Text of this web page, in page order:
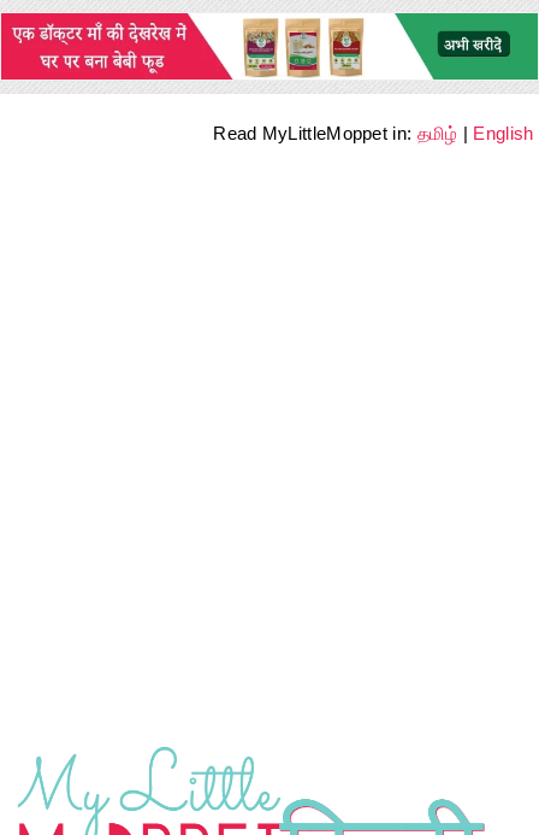
Read MyLittleMoppet in: தமிழ் | English